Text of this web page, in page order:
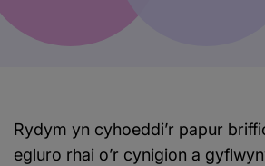
Rydym yn cyhoeddi’r papur
egluro rhai o’r cynigion a